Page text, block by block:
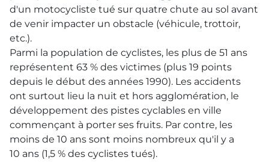
d'un motocycliste tué sur quatre chute au sol avant
de venir impacter un obstacle (véhicule, trottoir,
etc.).
Parmi la population de cyclistes, les plus de 51 ans
représentent 63 % des victimes (plus 19 points
depuis le début des années 1990). Les accidents
ont surtout lieu la nuit et hors agglomération, le
développement des pistes cyclables en ville
commençant à porter ses fruits. Par contre, les
moins de 10 ans sont moins nombreux qu'il y a
10 ans (1,5 % des cyclistes tués).